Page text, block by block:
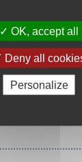
OK, accept all
Deny all
Personalize